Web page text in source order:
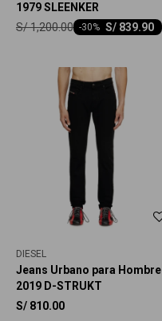
1979 SLEENKER
S/ 839.90
-30
S/1,200.00
DIESEL
Jeans Urbano para Hombre
2019 D-STRUKT
S/ 810.00